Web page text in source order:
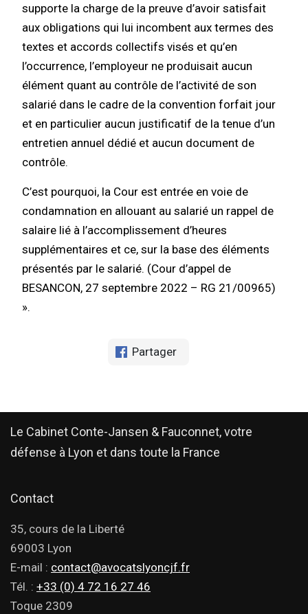
supporte la charge de la preuve d’avoir satisfait
aux obligations qui lui incombent aux termes des
textes et accords collectifs visés et qu’en
l’occurrence, l’employeur ne produisait aucun
élément quant au contrôle de l’activité de son
salarié dans le cadre de la convention forfait jour
et en particulier aucun justificatif de la tenue d’un
entretien annuel dédié et aucun document de
contrôle.
C’est pourquoi, la Cour est entrée en voie de
condamnation en allouant au salarié un rappel de
salaire lié à l’accomplissement d’heures
supplémentaires et ce, sur la base des éléments
présentés par le salarié. (Cour d’appel de
BESANCON, 27 septembre 2022 – RG 21/00965)
».
Partager
Le Cabinet Conte-Jansen & Fauconnet, votre
défense à Lyon et dans toute la France
Contact
35, cours de la Liberté
69003 Lyon
E-mail : contact@avocatslyoncjf.fr
Tél. : +33 (0) 4 72 16 27 46
Toque 2309